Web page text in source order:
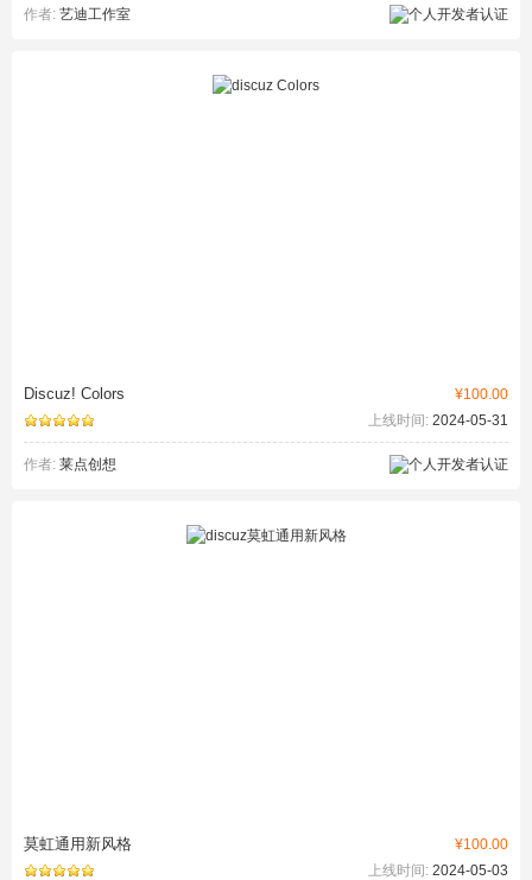
作者: 艺迪工作室
¥100.00
Discuz! Colors
上线时间: 2024-05-31
作者: 莱点创想
¥100.00
莫虹通用新风格
上线时间: 2024-05-03